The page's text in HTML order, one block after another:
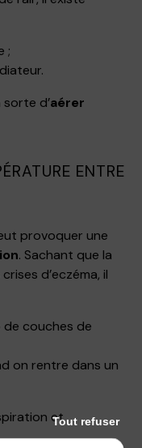
;
sorte d’aérer
ENTRE
provoquer une
. Sachant que la
d’eczéma, il
couches de
on rentre dans un
et
Tout refuser